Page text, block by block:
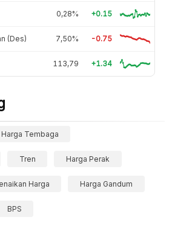
0,28% +0.15
(Des) 7,50% -0.75
113,79 +1.34
Harga Tembaga
Tren Harga Perak
Harga Harga Gandum
BPS